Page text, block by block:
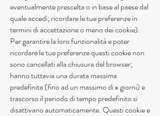
eventualmente prescelta o in base al paese dal
quale accedi; ricordare le tue preferenze in
termini di accettazione o meno dei cookie).
Per garantire la loro funzionalità e poter
ricordare le tue preferenze questi cookie non
sono cancellati alla chiusura del browser;
hanno tuttavia una durata massima
predefinita (fino ad un massimo di x giorni) e
trascorso il periodo di tempo predefinito si
disattivano automaticamente. Questi cookie e